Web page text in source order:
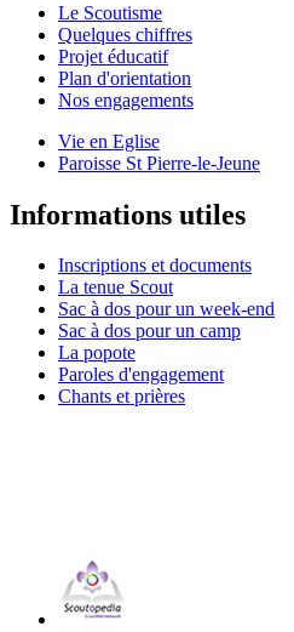
Le Scoutisme
Quelques chiffres
Projet éducatif
Plan d'orientation
Nos engagements
Vie en Eglise
Paroisse St Pierre-le-Jeune
Informations utiles
Inscriptions et documents
La tenue Scout
Sac à dos pour un week-end
Sac à dos pour un camp
La popote
Paroles d'engagement
Chants et prières